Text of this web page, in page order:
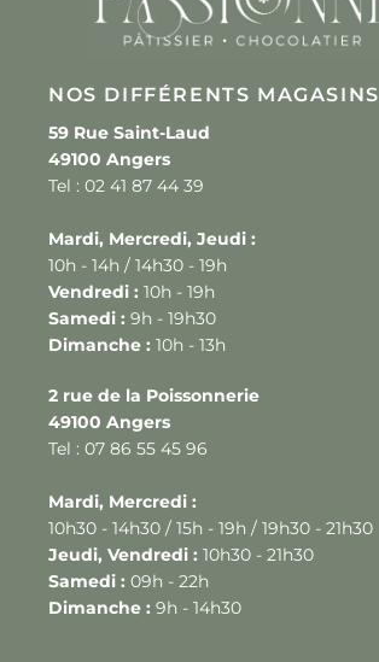
NOS DIFFÉRENTS MAGASINS
59 Rue Saint-Laud
49100 Angers
Tel : 02 41 87 44 39
Mardi, Mercredi, Jeudi :
10h - 14h / 14h30 - 19h
Vendredi : 10h - 19h
Samedi : 9h - 19h30
Dimanche : 10h - 13h
2 rue de la Poissonnerie
49100 Angers
Tel : 07 86 55 45 96
Mardi, Mercredi :
10h30 - 14h30 / 15h - 19h / 19h30 - 21h30
Jeudi, Vendredi : 10h30 - 21h30
Samedi : 09h - 22h
Dimanche : 9h - 14h30